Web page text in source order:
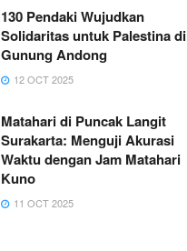
130 Pendaki Wujudkan
Solidaritas untuk Palestina di
Gunung Andong
12 OCT 2025
Matahari di Puncak Langit
Surakarta: Menguji Akurasi
Waktu dengan Jam Matahari
Kuno
11 OCT 2025